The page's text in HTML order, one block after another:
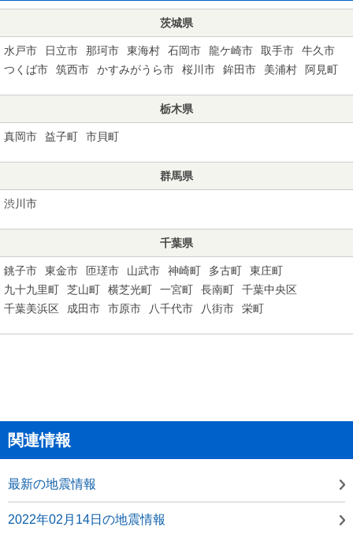
茨城県
水戸市 日立市 那珂市 東海村 石岡市 龍ケ崎市 取手市
牛久市
つくば市
筑西市 かすみがうら市 桜川市 鉾田市 美浦村 阿見町
栃木県
真岡市 益子町 市貝町
群馬県
渋川市
千葉県
銚子市 東金市 匝瑳市 山武市 神崎町 多古町
東庄町
九十九里町
芝山町 横芝光町 一宮町 長南町
千葉中央区
千葉美浜区
成田市 市原市 八千代市 八街市 栄町
関連情報
最新の地震情報
2022年02月14日の地震情報